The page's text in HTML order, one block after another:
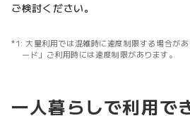
ご検討ください。
大量利用では混雑時に速度制限する場合が
ード」ご利用時には速度制限があります。
一人暮らしで利用で